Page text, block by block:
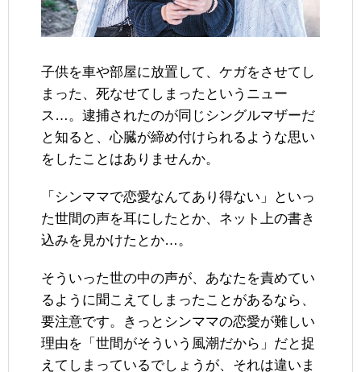
子供を車や部屋に放置して、ケガをさせてし
まった、死なせてしまったというニュー
ス…。逮捕されたのが同じシングルマザーだ
と知ると、心臓が締め付けられるような思い
をしたことはありませんか。
「シンママで恋愛なんてあり得ない」といっ
た世間の声を耳にしたとか、ネット上の書き
込みを見かけたとか…。
そういった世の中の声が、あなたを責めてい
るように聞こえてしまったことがあるなら、
要注意です。きっとシンママの恋愛が難しい
理由を「世間がそういう風潮だから」だと捉
えてしまっているでしょうが、それは違いま